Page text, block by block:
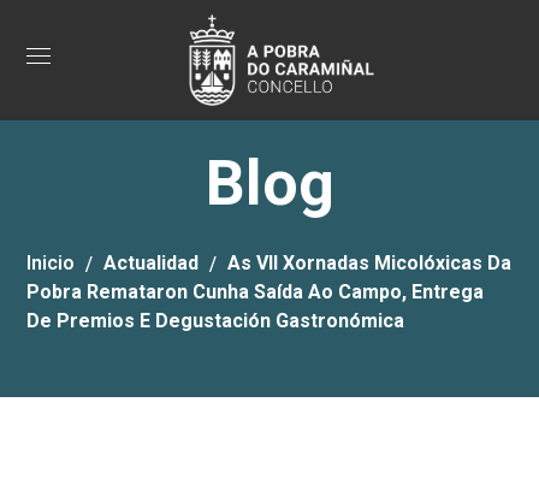
Blog
Inicio Actualidad
As VII Xornadas Micolóxicas Da
Pobra Remataron Cunha Saída Ao Campo, Entrega
De Premios E Degustación Gastronómica